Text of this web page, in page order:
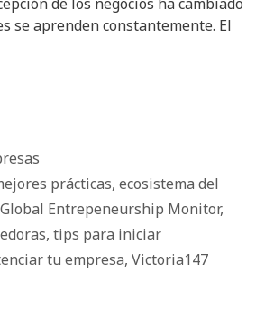
se aprenden constantemente. El
prácticas, ecosistema del
Global Entrepeneurship Monitor,
, tips para iniciar
tu empresa, Victoria147